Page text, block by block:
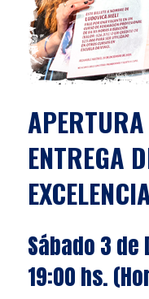
ENTREGA
Sábado 3
19:00 hs.